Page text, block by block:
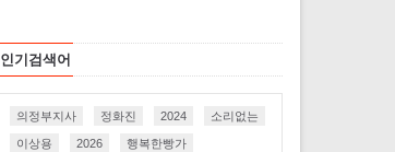
인기검색어
의정부지사 정화진 2024 소리없는
이상용 2026 행복한빵가